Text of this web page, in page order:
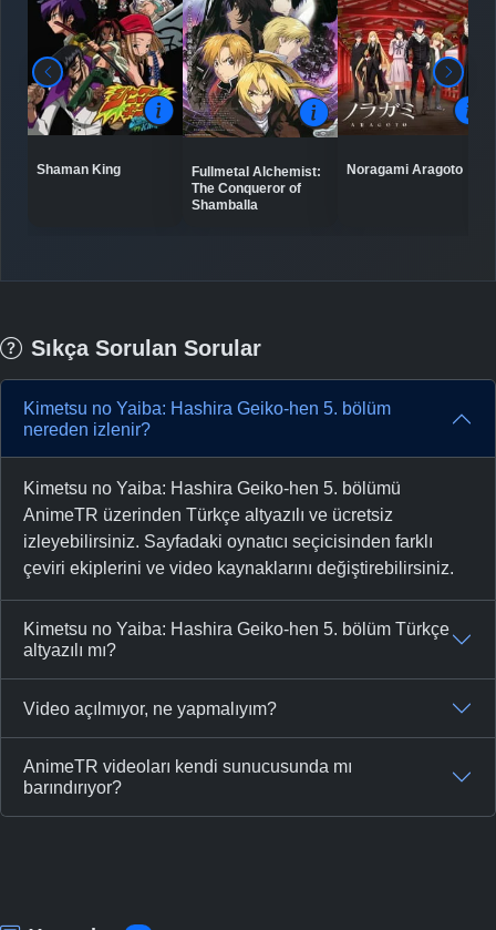
Shaman King
Fullmetal Alchemist:
The Conqueror of
Shamballa
Noragami Aragoto
Sıkça Sorulan Sorular
Kimetsu no Yaiba: Hashira Geiko-hen 5. bölüm
nereden izlenir?
Kimetsu no Yaiba: Hashira Geiko-hen 5. bölümü
AnimeTR üzerinden Türkçe altyazılı ve ücretsiz
izleyebilirsiniz. Sayfadaki oynatıcı seçicisinden farklı
çeviri ekiplerini ve video kaynaklarını değiştirebilirsiniz.
Kimetsu no Yaiba: Hashira Geiko-hen 5. bölüm Türkçe
altyazılı mı?
Video açılmıyor, ne yapmalıyım?
AnimeTR videoları kendi sunucusunda mı
barındırıyor?